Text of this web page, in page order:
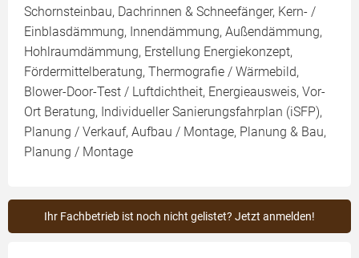
Schornsteinbau, Dachrinnen & Schneefänger, Kern- /
Einblasdämmung, Innendämmung, Außendämmung,
Hohlraumdämmung, Erstellung Energiekonzept,
Fördermittelberatung, Thermografie / Wärmebild,
Blower-Door-Test / Luftdichtheit, Energieausweis, Vor-
Ort Beratung, Individueller Sanierungsfahrplan (iSFP),
Planung / Verkauf, Aufbau / Montage, Planung & Bau,
Planung / Montage
Ihr Fachbetrieb ist noch nicht gelistet? Jetzt anmelden!